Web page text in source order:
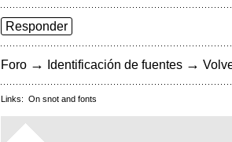
Responder
Foro → Identificación de fuentes →
Links: On snot and fonts